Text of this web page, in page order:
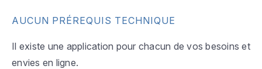
AUCUN PRÉREQUIS TECHNIQUE
Il existe une application pour chacun de vos besoins et
envies en ligne.